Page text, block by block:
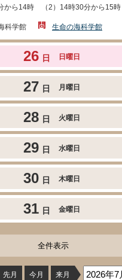
から14時 （2）14時30分から15時
科学館 生命の海科学館
26 日 日曜日
27 日 月曜日
28 日 火曜日
29 日 水曜日
30 日 木曜日
31 日 金曜日
全件表示
先月 今月 来月